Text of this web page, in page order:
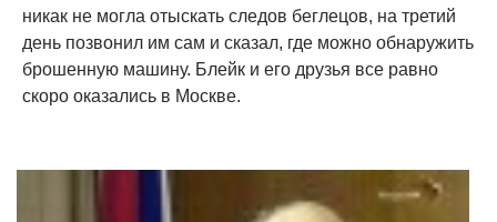
никак не могла отыскать следов беглецов, на третий
день позвонил им сам и сказал, где можно обнаружить
брошенную машину. Блейк и его друзья все равно
скоро оказались в Москве.